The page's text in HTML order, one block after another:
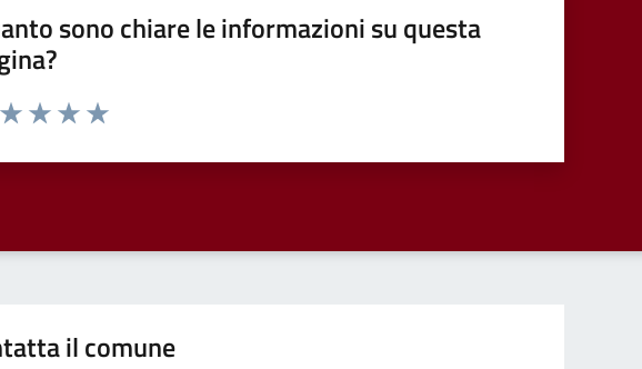
sono chiare le informazioni su questa
da 1 a 5 stelle la pagina
il comune